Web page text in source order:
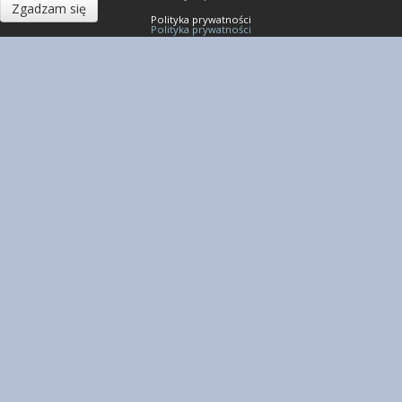
Polityka prywatności
Zgadzam się
Polityka prywatności